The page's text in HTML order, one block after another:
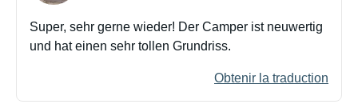
Super, sehr gerne wieder! Der Camper ist neuwertig
und hat einen sehr tollen Grundriss.
Obtenir la traduction